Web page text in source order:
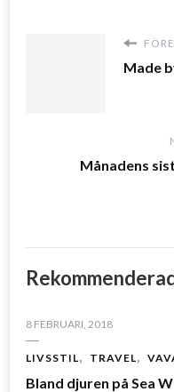
Made
Månadens
8 FEBRUARI, 2018
LIVSSTIL TRAVEL
Bland djuren på Sea